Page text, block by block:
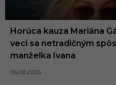
Horúca kauza Mariána
veci sa netradičným
manželka Ivana
06.08.2026